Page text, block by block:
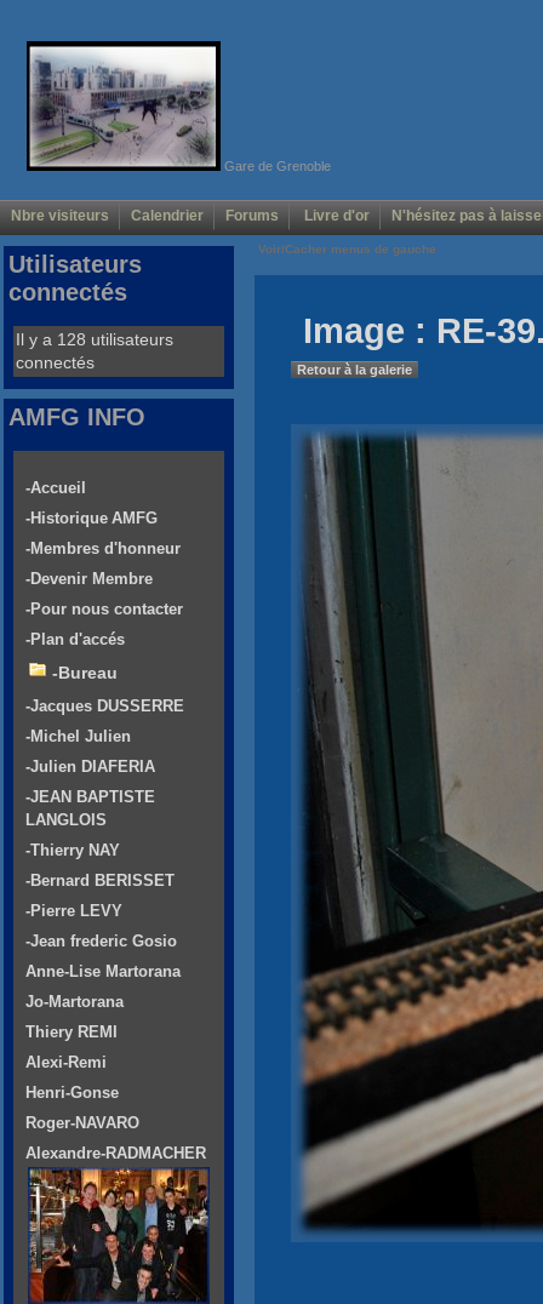
Gare de Grenoble
Nbre visiteurs Calendrier Forums Livre d'or N'hésitez pas à
Voir/Cacher menus de gauche
Image : RE-
Retour à la galerie
Utilisateurs
connectés
Il y a 128 utilisateurs
connectés
AMFG INFO
-Accueil
-Historique AMFG
-Membres d'honneur
-Devenir Membre
-Pour nous contacter
-Plan d'accés
-Bureau
-Jacques DUSSERRE
-Michel Julien
-Julien DIAFERIA
-JEAN BAPTISTE
LANGLOIS
-Thierry NAY
-Bernard BERISSET
-Pierre LEVY
-Jean frederic Gosio
Anne-Lise Martorana
Jo-Martorana
Thiery REMI
Alexi-Remi
Henri-Gonse
Roger-NAVARO
Alexandre-RADMACHER